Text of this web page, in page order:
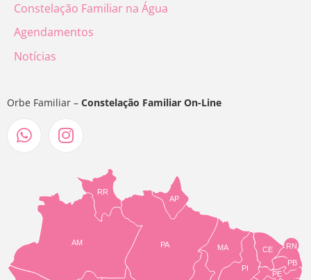
Constelação Familiar na Água
Agendamentos
Notícias
Orbe Familiar – Constelação Familiar On-Line
PE
RN
CE
PI
MA
AP
PA
RR
AM
PB